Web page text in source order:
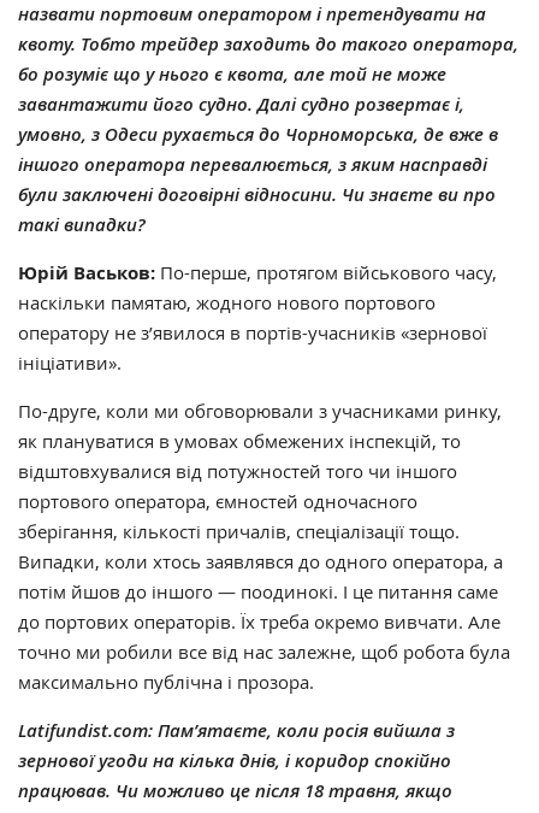
назвати портовим оператором і претендувати на
квоту. Тобто трейдер заходить до такого оператора,
бо розуміє що у нього є квота, але той не може
завантажити його судно. Далі судно розвертає і,
умовно, з Одеси рухається до Чорноморська, де вже в
іншого оператора перевалюється, з яким насправді
були заключені договірні відносини. Чи знаєте ви про
такі випадки?
Юрій Васьков: По-перше, протягом військового часу,
наскільки памятаю, жодного нового портового
оператору не з’явилося в портів-учасників «зернової
ініціативи».
По-друге, коли ми обговорювали з учасниками ринку,
як плануватися в умовах обмежених інспекцій, то
відштовхувалися від потужностей того чи іншого
портового оператора, ємностей одночасного
зберігання, кількості причалів, спеціалізації тощо.
Випадки, коли хтось заявлявся до одного оператора, а
потім йшов до іншого — поодинокі. І це питання саме
до портових операторів. Їх треба окремо вивчати. Але
точно ми робили все від нас залежне, щоб робота була
максимально публічна і прозора.
Latifundist.com:Пам’ятаєте, коли росія вийшла з
зернової угоди на кілька днів, і коридор спокійно
працював. Чи можливо це після 18 травня, якщо